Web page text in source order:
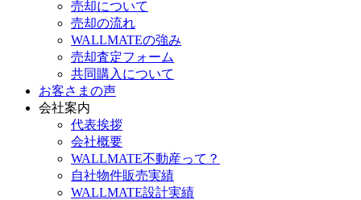
売却について
売却の流れ
WALLMATEの強み
売却査定フォーム
共同購入について
お客さまの声
会社案内
代表挨拶
会社概要
WALLMATE不動産って？
自社物件販売実績
WALLMATE設計実績